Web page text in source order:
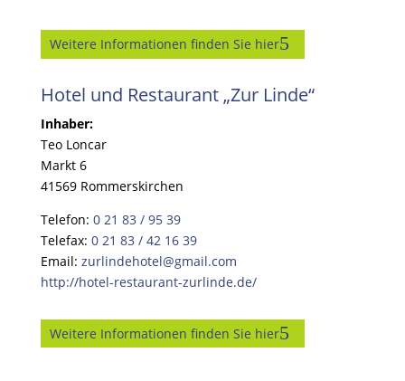
Weitere Informationen finden Sie hier
Hotel und Restaurant „Zur Linde“
Inhaber:
Teo Loncar
Markt 6
41569 Rommerskirchen
Telefon: 0 21 83 / 95 39
Telefax: 0 21 83 / 42 16 39
Email: zurlindehotel@gmail.com
http://hotel-restaurant-zurlinde.de/
Weitere Informationen finden Sie hier